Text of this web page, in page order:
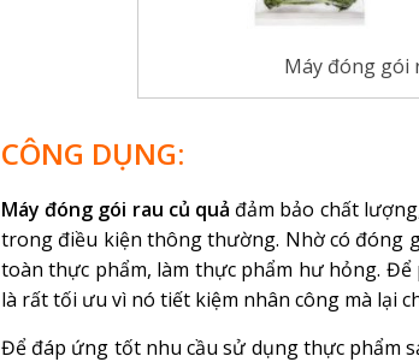
Máy đóng gói
CÔNG DỤNG:
Máy đóng gói rau củ quả đảm bảo chất
trong điều kiện thông thường. Nhờ có đóng
toàn thực phẩm, làm thực phẩm hư hỏng.
là rất tối ưu vì nó tiết kiệm nhân công mà lại
Để đáp ứng tốt nhu cầu sử dụng thực phẩm